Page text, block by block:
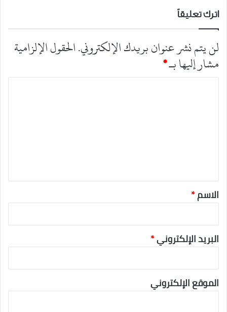
اترك تعليقاً
لن يتم نشر عنوان بريدك الإلكتروني.الحقول الإلزامية
مشار إليها بـ*
ا
الاسم*
البريد الإلكتروني*
الموقع الإلكتروني